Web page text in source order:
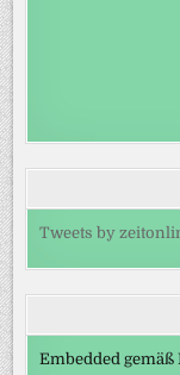
Tweets by
Embedded gemäß